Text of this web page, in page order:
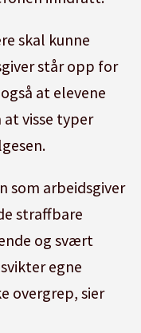
skal kunne
står opp for
at elevene
visse typer
som arbeidsgiver
straffbare
og svært
egne
overgrep, sier